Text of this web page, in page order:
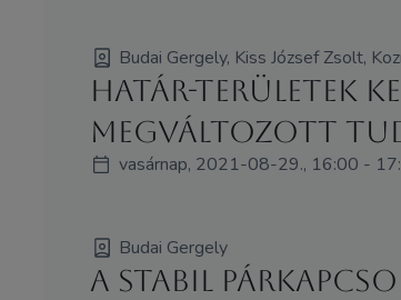
Budai Gergely, Kiss József Zsolt,
Határ-területek
megváltozott
vasárnap, 2021-08-29., 16:00 -
Budai Gergely
A stabil